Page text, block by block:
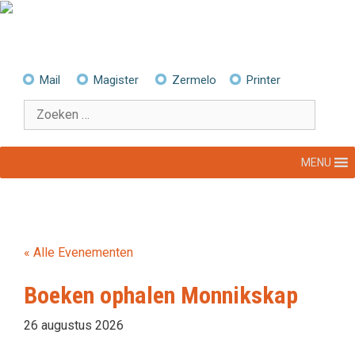
Ga
Mail Magister Zermelo Printer
Zoek
naar:
MENU
« Alle Evenementen
Boeken ophalen Monnikskap
26 augustus 2026